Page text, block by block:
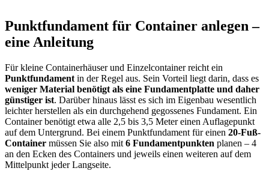
Punktfundament für Container anlegen –
eine Anleitung
Für kleine Containerhäuserund Einzelcontainer reicht ein
Punktfundament in der Regel aus. Sein Vorteil liegt darin, dass es
weniger Material benötigt als eine Fundamentplatte und daher
günstiger ist. Darüber hinaus lässt es sich im Eigenbau wesentlich
leichter herstellen als ein durchgehend gegossenes Fundament. Ein
Container benötigt etwa alle 2,5 bis 3,5 Meter einen Auflagepunkt
auf dem Untergrund. Bei einem Punktfundament für einen 20-Fuß-
Container müssen Sie also mit 6 Fundamentpunkten planen – 4
an den Ecken des Containers und jeweils einen weiteren auf dem
Mittelpunkt jeder Langseite.